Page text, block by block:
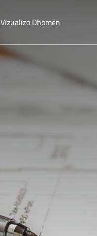
Vizualizo Dhomën